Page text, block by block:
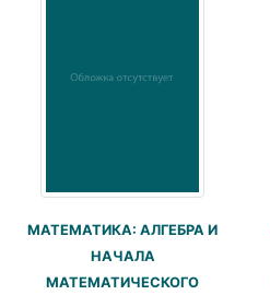
МАТЕМАТИКА: АЛГЕБРА И
НАЧАЛА
МАТЕМАТИЧЕСКОГО